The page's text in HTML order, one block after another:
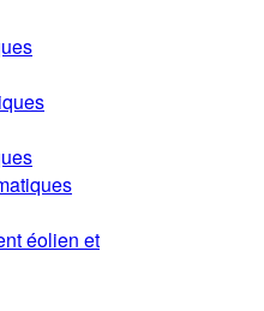
éolien et